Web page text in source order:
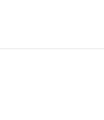
konten